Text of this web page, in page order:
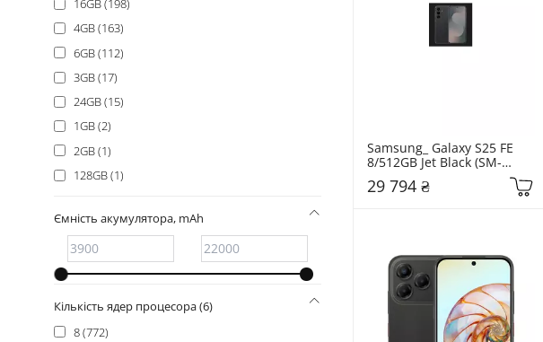
16GB (198)
4GB (163)
6GB (112)
3GB (17)
24GB (15)
1GB (2)
2GB (1)
128GB (1)
Ємність акумулятора, mAh
Кількість ядер процесора (6)
8 (772)
Samsung_ Galaxy S25 FE
8/512GB Jet Black (SM-
29 794 ₴